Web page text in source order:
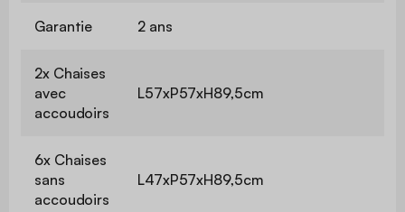
Garantie 2 ans
2x Chaises
avec
accoudoirs
L57xP57xH89,5cm
6x Chaises
sans
accoudoirs
L47xP57xH89,5cm